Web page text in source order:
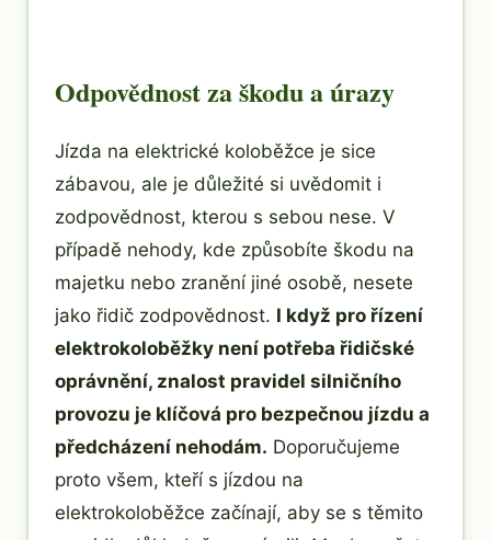
Odpovědnost za škodu a úrazy
Jízda na elektrické koloběžce je sice
zábavou, ale je důležité si uvědomit i
zodpovědnost, kterou s sebou nese. V
případě nehody, kde způsobíte škodu na
majetku nebo zranění jiné osobě, nesete
jako řidič zodpovědnost. I když pro řízení
elektrokoloběžky není potřeba řidičské
oprávnění, znalost pravidel silničního
provozu je klíčová pro bezpečnou jízdu a
předcházení nehodám. Doporučujeme
proto všem, kteří s jízdou na
elektrokoloběžce začínají, aby se s těmito